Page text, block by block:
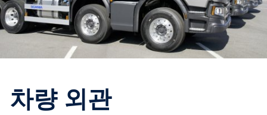
차량 외관